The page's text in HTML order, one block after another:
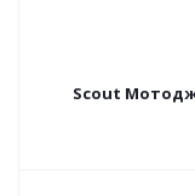
Scout